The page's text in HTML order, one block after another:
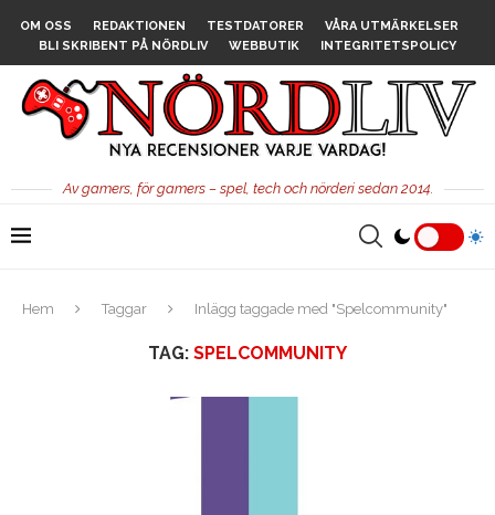
OM OSS REDAKTIONEN TESTDATORER
VÅRA UTMÄRKELSER
BLI SKRIBENT PÅ NÖRDLIV
WEBBUTIK INTEGRITETSPOLICY
Av gamers, för gamers – spel, tech och nörderi sedan 2014.
Hem Taggar Inlägg taggade med "Spelcommunity"
TAG: SPELCOMMUNITY